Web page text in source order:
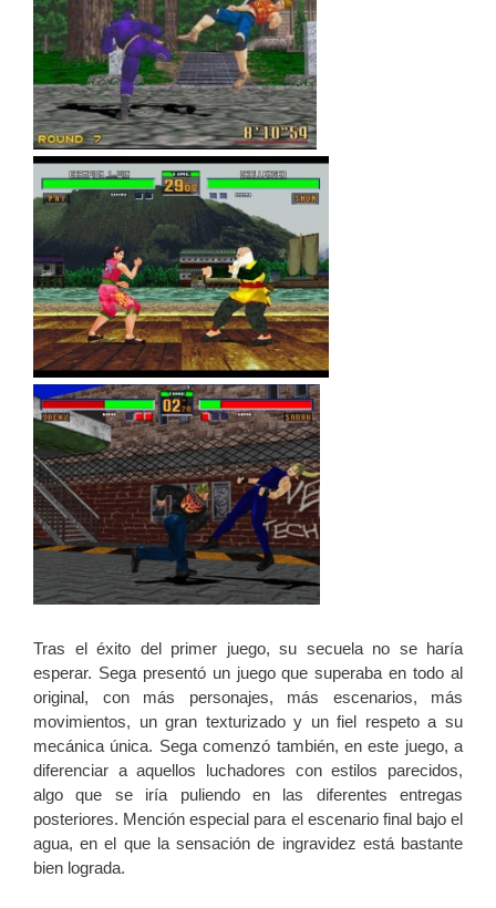
Tras el éxito del primer juego, su secuela no se haría
esperar. Sega presentó un juego que superaba en todo al
original, con más personajes, más escenarios, más
movimientos, un gran texturizado y un fiel respeto a su
mecánica única. Sega comenzó también, en este juego, a
diferenciar a aquellos luchadores con estilos parecidos,
algo que se iría puliendo en las diferentes entregas
posteriores. Mención especial para el escenario final bajo el
agua, en el que la sensación de ingravidez está bastante
bien lograda.